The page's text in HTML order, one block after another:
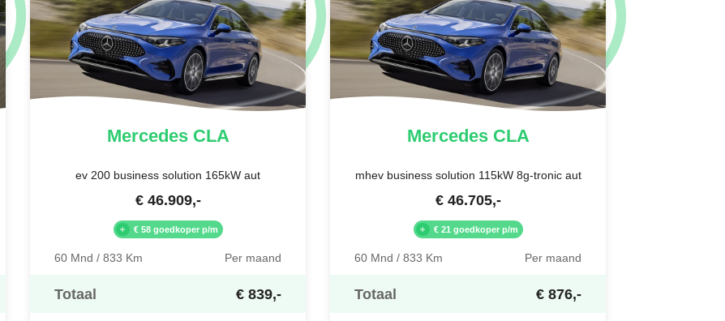
MercedesCLA
ev 200 business solution 165kW aut
€ 46.909,-
€ 58 goedkoper p/m
60 Mnd / 833 Km Per maand
Totaal € 839,-
MercedesCLA
mhev business solution 115kW 8g-tronic aut
€ 46.705,-
€ 21 goedkoper p/m
60 Mnd / 833 Km Per maand
Totaal € 876,-